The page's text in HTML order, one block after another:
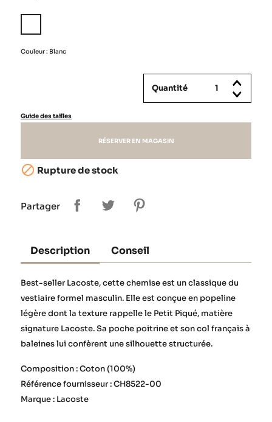
Couleur : Blanc
Quantité
Guide des tailles
RÉSERVER EN MAGASIN
 Rupture de stock
Partager
Description Conseil
Best-seller Lacoste, cette chemise est un classique du
vestiaire formel masculin. Elle est conçue en popeline
légère dont la texture rappelle le Petit Piqué, matière
signature Lacoste. Sa poche poitrine et son col français à
baleines lui confèrent une silhouette structurée.
Composition : Coton (100%)
Référence fournisseur : CH8522-00
Marque : Lacoste